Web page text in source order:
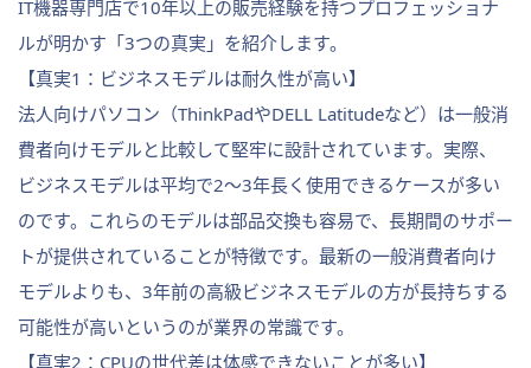
IT機器専門店で10年以上の販売経験を持つプロフェッショナ
ルが明かす「3つの真実」を紹介します。
【真実1：ビジネスモデルは耐久性が高い】
法人向けパソコン（ThinkPadやDELL Latitudeなど）は一般消
費者向けモデルと比較して堅牢に設計されています。実際、
ビジネスモデルは平均で2〜3年長く使用できるケースが多い
のです。これらのモデルは部品交換も容易で、長期間のサポー
トが提供されていることが特徴です。最新の一般消費者向け
モデルよりも、3年前の高級ビジネスモデルの方が長持ちする
可能性が高いというのが業界の常識です。
【真実2：CPUの世代差は体感できないことが多い】